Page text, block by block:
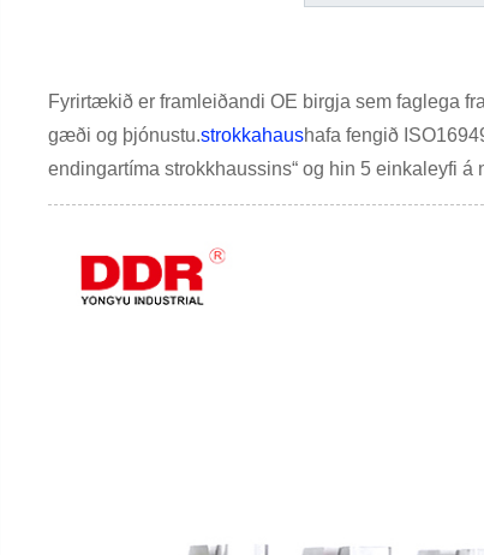
Fyrirtækið er framleiðandi OE birgja sem faglega
gæði og þjónustu.strokkahaushafa fengið
endingartíma strokkhaussins“ og hin 5 einkaleyfi á